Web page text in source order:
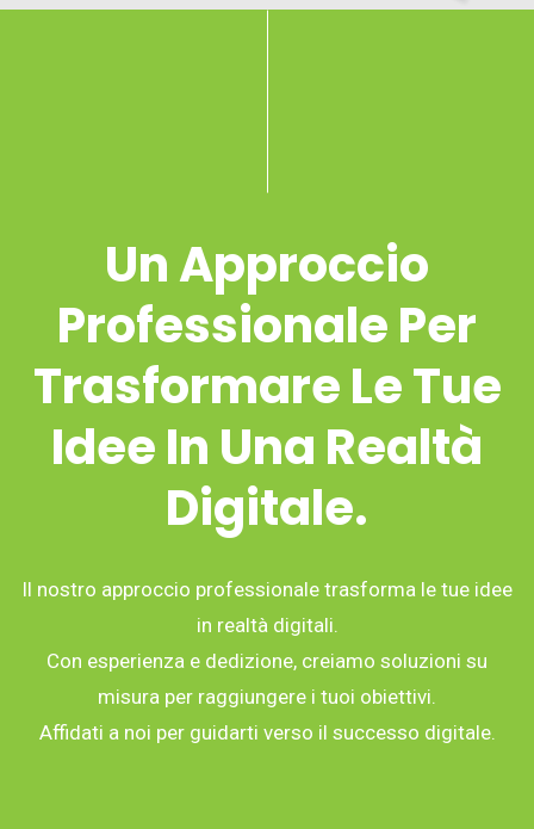
Un Approccio
Professionale Per
Trasformare Le Tue
Idee In Una Realtà
Digitale.
Il nostro approccio professionale trasforma le tue idee
in realtà digitali.
Con esperienza e dedizione, creiamo soluzioni su
misura per raggiungere i tuoi obiettivi.
Affidati a noi per guidarti verso il successo digitale.